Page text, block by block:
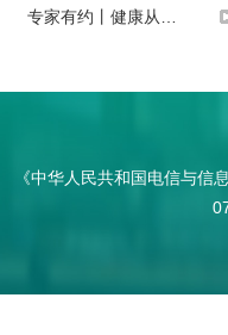
专家有约丨健康从…
《中华人民共和国电信与